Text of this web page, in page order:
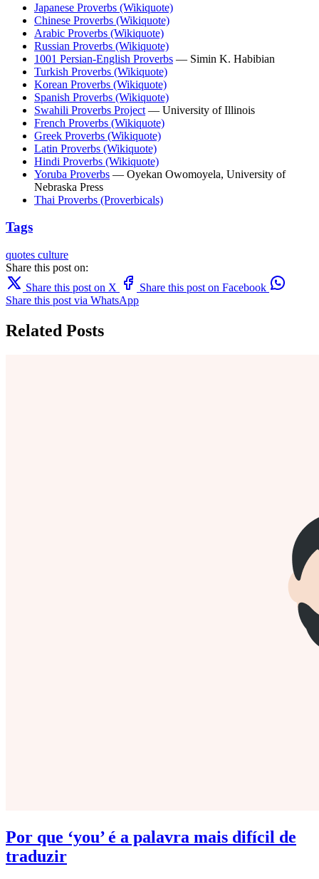
Japanese Proverbs (Wikiquote)
Chinese Proverbs (Wikiquote)
Arabic Proverbs (Wikiquote)
Russian Proverbs (Wikiquote)
1001 Persian-English Proverbs — Simin K. Habibian
Turkish Proverbs (Wikiquote)
Korean Proverbs (Wikiquote)
Spanish Proverbs (Wikiquote)
Swahili Proverbs Project — University of Illinois
French Proverbs (Wikiquote)
Greek Proverbs (Wikiquote)
Latin Proverbs (Wikiquote)
Hindi Proverbs (Wikiquote)
Yoruba Proverbs — Oyekan Owomoyela, University of
Nebraska Press
Thai Proverbs (Proverbicals)
Tags
quotes culture
Share this post on:
Share this post on X
Share this post on Facebook
Share this post via WhatsApp
Related Posts
Por que ‘you’ é a palavra mais difícil de
traduzir